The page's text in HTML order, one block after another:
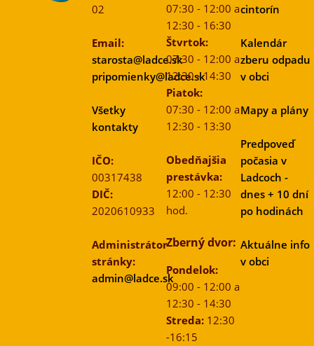
02
Email:
starosta@ladce.sk
pripomienky@ladce.sk
Všetky
kontakty
IČO:
00317438
DIČ:
2020610933
Administrátor
stránky:
admin@ladce.sk
07:30 - 12:00 a
12:30 - 16:30
Štvrtok:
07:30 - 12:00 a
12:30 - 14:30
Piatok:
07:30 - 12:00 a
12:30 - 13:30
Obedňajšia
prestávka:
12:00 - 12:30
hod.
Zberný dvor:
Pondelok:
09:00 - 12:00 a
12:30 - 14:30
Streda:12:30
-16:15
cintorín
Kalendár
zberu odpadu
v obci
Mapy a plány
Predpoveď
počasia v
Ladcoch -
dnes + 10 dní
po hodinách
Aktuálne info
v obci